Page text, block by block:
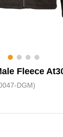
Fleece
DGM)